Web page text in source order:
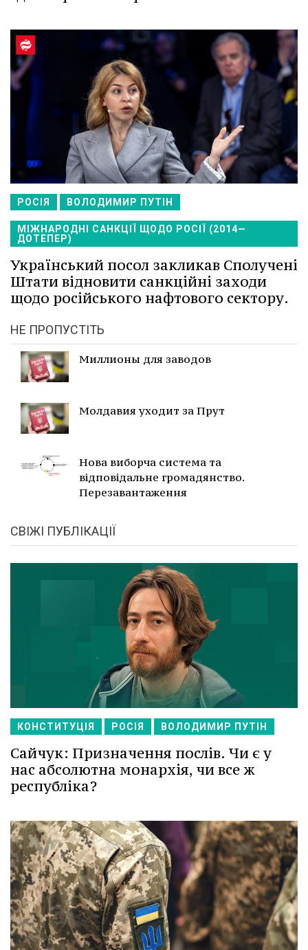
РОСІЯ ВОЛОДИМИР ПУТІН
МІЖНАРОДНІ САНКЦІЇ ЩОДО РОСІЇ (2014—
ДОТЕПЕР)
Український посол закликав Сполучені
Штати відновити санкційні заходи
щодо російського нафтового сектору.
НЕ ПРОПУСТІТЬ
Миллионы для заводов
Молдавия уходит за Прут
Нова виборча система та
відповідальне громадянство.
Перезавантаження
СВІЖІ ПУБЛІКАЦІЇ
КОНСТИТУЦІЯ РОСІЯ ВОЛОДИМИР ПУТІН
Сайчук: Призначення послів. Чи є у
нас абсолютна монархія, чи все ж
республіка?